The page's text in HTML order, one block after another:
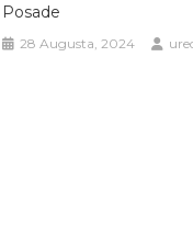
Posade
28 Augusta, 2024